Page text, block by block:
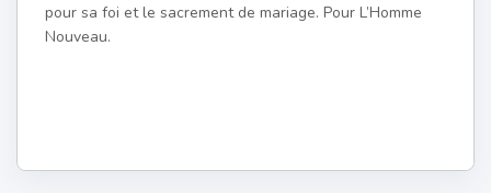
pour sa foi et le sacrement de mariage. Pour L’Homme
Nouveau.